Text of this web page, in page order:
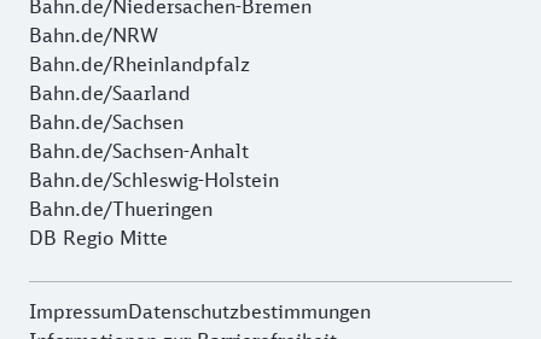
Bahn.de/Niedersachen-Bremen
Bahn.de/NRW
Bahn.de/Rheinlandpfalz
Bahn.de/Saarland
Bahn.de/Sachsen
Bahn.de/Sachsen-Anhalt
Bahn.de/Schleswig-Holstein
Bahn.de/Thueringen
DB Regio Mitte
ImpressumDatenschutzbestimmungen